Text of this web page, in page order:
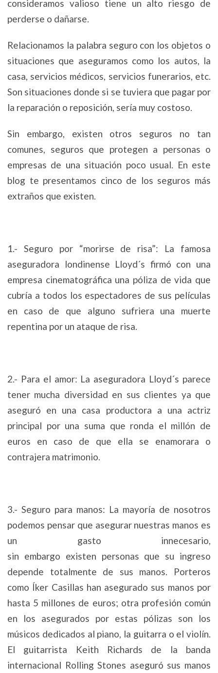
consideramos valioso tiene un alto riesgo de
perderse o dañarse.
Relacionamos la palabra seguro con los objetos o
situaciones que aseguramos como los autos, la
casa, servicios médicos, servicios funerarios, etc.
Son situaciones donde si se tuviera que pagar por
la reparación o reposición, sería muy costoso.
Sin embargo, existen otros seguros no tan
comunes, seguros que protegen a personas o
empresas de una situación poco usual. En este
blog te presentamos cinco de los seguros más
extraños que existen.
1.- Seguro por “morirse de risa”: La famosa
aseguradora londinense Lloyd´s firmó con una
empresa cinematográfica una póliza de vida que
cubría a todos los espectadores de sus películas
en caso de que alguno sufriera una muerte
repentina por un ataque de risa.
2.- Para el amor: La aseguradora Lloyd´s parece
tener mucha diversidad en sus clientes ya que
aseguró en una casa productora a una actriz
principal por una suma que ronda el millón de
euros en caso de que ella se enamorara o
contrajera matrimonio.
3.- Seguro para manos: La mayoría de nosotros
podemos pensar que asegurar nuestras manos es
un gasto innecesario,
sin embargo existen personas que su ingreso
depende totalmente de sus manos. Porteros
como Íker Casillas han asegurado sus manos por
hasta 5 millones de euros; otra profesión común
en los asegurados por estas pólizas son los
músicos dedicados al piano, la guitarra o el violín.
El guitarrista Keith Richards de la banda
internacional Rolling Stones aseguró sus manos